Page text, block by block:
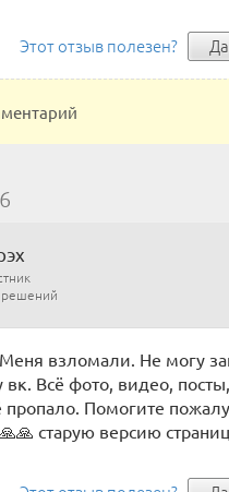
Этот отзыв полезен? Да
решений
взломали. Не могу
вк. Всё фото, видео, посты,
Помогите
старую версию